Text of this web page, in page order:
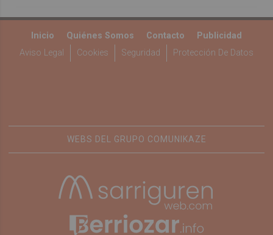
Inicio Quiénes Somos Contacto
Publicidad
Aviso Legal
Cookies Seguridad Protección De Datos
WEBS DEL GRUPO COMUNIKAZE